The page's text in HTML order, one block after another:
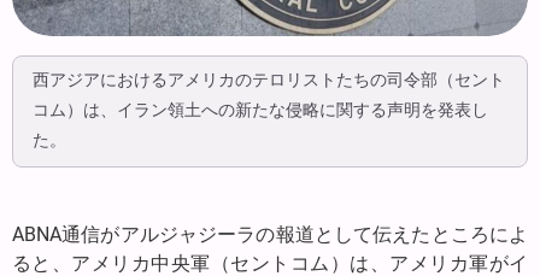
西アジアにおけるアメリカのテロリストたちの司令部（セント
コム）は、イラン領土への新たな侵略に関する声明を発表し
た。
ABNA通信がアルジャジーラの報道として伝えたところによ
ると、アメリカ中央軍（セントコム）は、アメリカ軍がイ